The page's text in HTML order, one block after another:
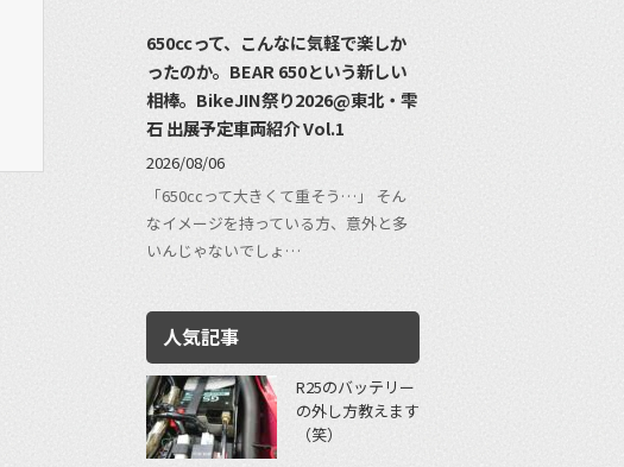
650ccって、こんなに気軽で楽しか
ったのか。BEAR 650という新しい
相棒。BikeJIN祭り2026@東北・雫
石 出展予定車両紹介 Vol.1
2026/08/06
「650ccって大きくて重そう…」 そん
なイメージを持っている方、意外と多
いんじゃないでしょ…
人気記事
R25のバッテリー
の外し方教えます
（笑）